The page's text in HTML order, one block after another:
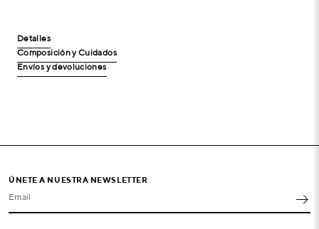
Detalles
Composición y Cuidados
Envíos y devoluciones
ÚNETE A NUESTRA NEWSLETTER
Email